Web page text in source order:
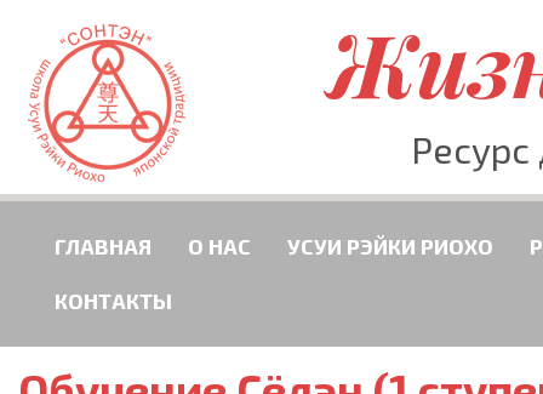
ГЛАВНАЯ О НАС УСУИ РЭЙКИ РИОХО
КОНТАКТЫ